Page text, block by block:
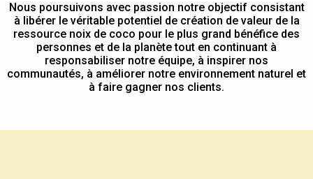
Nous poursuivons avec passion notre objectif consistant
à libérer le véritable potentiel de création de valeur de la
ressource noix de coco pour le plus grand bénéfice des
personnes et de la planète tout en continuant à
responsabiliser notre équipe, à inspirer nos
communautés, à améliorer notre environnement naturel et
à faire gagner nos clients.